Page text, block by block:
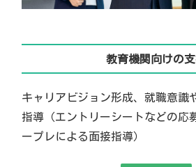
教育機関向けの
キャリアビジョン形成、就職意識
指導（エントリーシートなどの応
ープレによる面接指導）